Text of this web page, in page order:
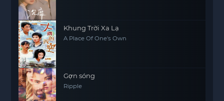
Khung Trời Xa Lạ
A Place Of One's Own
Gợn sóng
Ripple